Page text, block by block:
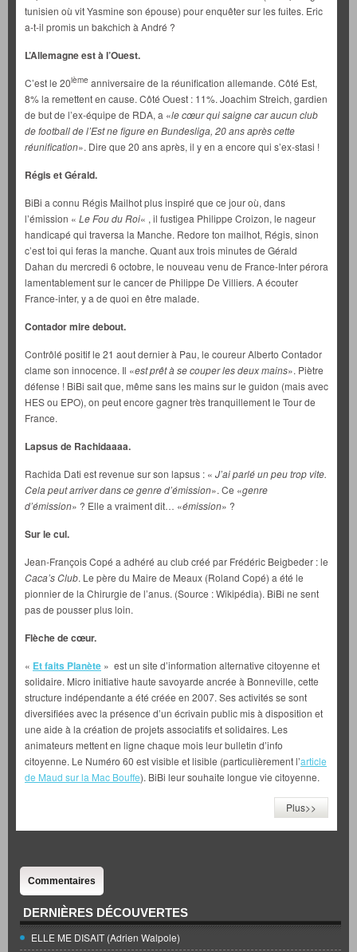
tunisien où vit Yasmine son épouse) pour enquêter sur les fuites. Eric
a-t-il promis un bakchich à André ?
L’Allemagne est à l’Ouest.
C’est le 20ième anniversaire de la réunification allemande. Côté Est,
8% la remettent en cause. Côté Ouest : 11%. Joachim Streich, gardien
de but de l’ex-équipe de RDA, a «le cœur qui saigne car aucun club
de football de l’Est ne figure en Bundesliga, 20 ans après cette
réunification». Dire que 20 ans après, il y en a encore qui s’ex-stasi !
Régis et Gérald.
BiBi a connu Régis Mailhot plus inspiré que ce jour où, dans
l’émission « Le Fou du Roi« , il fustigea Philippe Croizon, le nageur
handicapé qui traversa la Manche. Redore ton mailhot, Régis, sinon
c’est toi qui feras la manche. Quant aux trois minutes de Gérald
Dahan du mercredi 6 octobre, le nouveau venu de France-Inter pérora
lamentablement sur le cancer de Philippe De Villiers. A écouter
France-inter, y a de quoi en être malade.
Contador mire debout.
Contrôlé positif le 21 aout dernier à Pau, le coureur Alberto Contador
clame son innocence. Il «est prêt à se couper les deux mains». Piètre
défense ! BiBi sait que, même sans les mains sur le guidon (mais avec
HES ou EPO), on peut encore gagner très tranquillement le Tour de
France.
Lapsus de Rachidaaaa.
Rachida Dati est revenue sur son lapsus : « J’ai parlé un peu trop vite.
Cela peut arriver dans ce genre d’émission». Ce «genre
d’émission» ? Elle a vraiment dit… «émission» ?
Sur le cul.
Jean-François Copé a adhéré au club créé par Frédéric Beigbeder : le
Caca’s Club. Le père du Maire de Meaux (Roland Copé) a été le
pionnier de la Chirurgie de l’anus. (Source : Wikipédia). BiBi ne sent
pas de pousser plus loin.
Flèche de cœur.
« Et faits Planète » est un site d’information alternative citoyenne et
solidaire. Micro initiative haute savoyarde ancrée à Bonneville, cette
structure indépendante a été créée en 2007. Ses activités se sont
diversifiées avec la présence d’un écrivain public mis à disposition et
une aide à la création de projets associatifs et solidaires. Les
animateurs mettent en ligne chaque mois leur bulletin d’info
citoyenne. Le Numéro 60 est visible et lisible (particulièrement l’article
de Maud sur la Mac Bouffe). BiBi leur souhaite longue vie citoyenne.
Plus>>
Commentaires
DERNIÈRES DÉCOUVERTES
ELLE ME DISAIT (Adrien Walpole)